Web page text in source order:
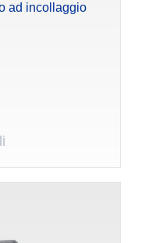
ad incollaggio